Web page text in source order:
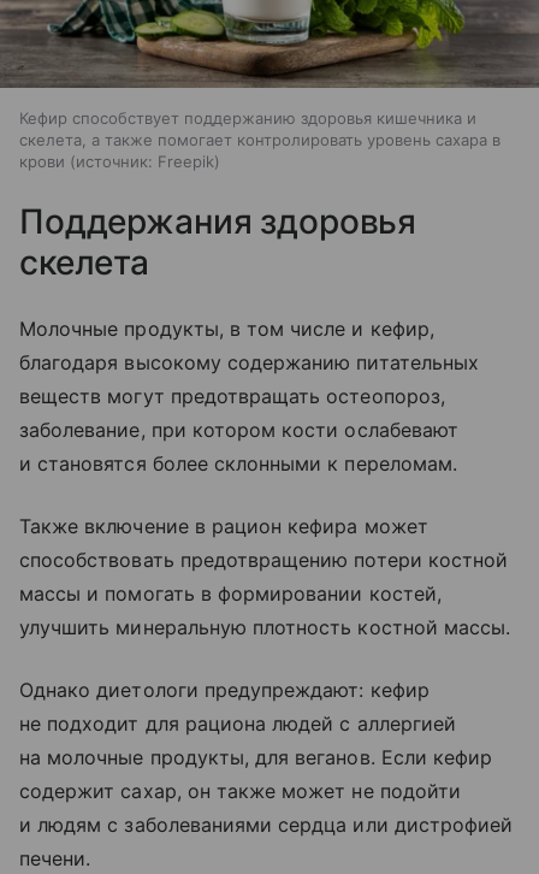
Кефир способствует поддержанию здоровья кишечника и
скелета, а также помогает контролировать уровень сахара в
крови
источник: Freepik
Поддержания здоровья
скелета
Молочные продукты, в том числе и кефир,
благодаря высокому содержанию питательных
веществ могут предотвращать остеопороз,
заболевание, при котором кости ослабевают
и становятся более склонными к переломам.
Также включение в рацион кефира может
способствовать предотвращению потери костной
массы и помогать в формировании костей,
улучшить минеральную плотность костной массы.
Однако диетологи предупреждают: кефир
не подходит для рациона людей с аллергией
на молочные продукты, для веганов. Если кефир
содержит сахар, он также может не подойти
и людям с заболеваниями сердца или дистрофией
печени.